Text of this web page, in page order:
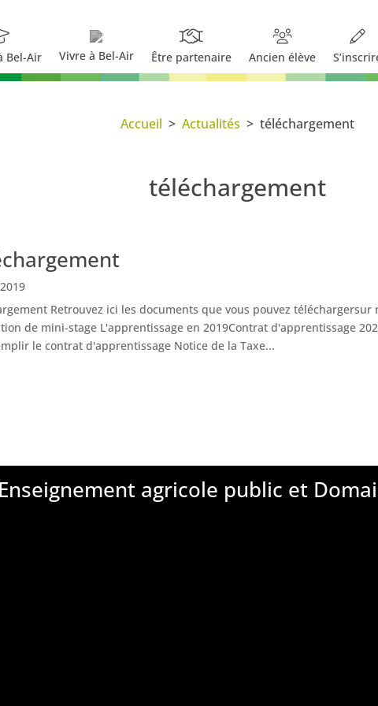
Bel-Air Vivre à Bel-Air Être partenaire Ancien élève
Accueil > Actualités > téléchargement
téléchargement
Retrouvez ici les documents que vous pouvez téléchargersur
de mini-stage L'apprentissage en 2019Contrat d'apprentissage
le contrat d'apprentissage Notice de la Taxe...
Enseignement agricole public et